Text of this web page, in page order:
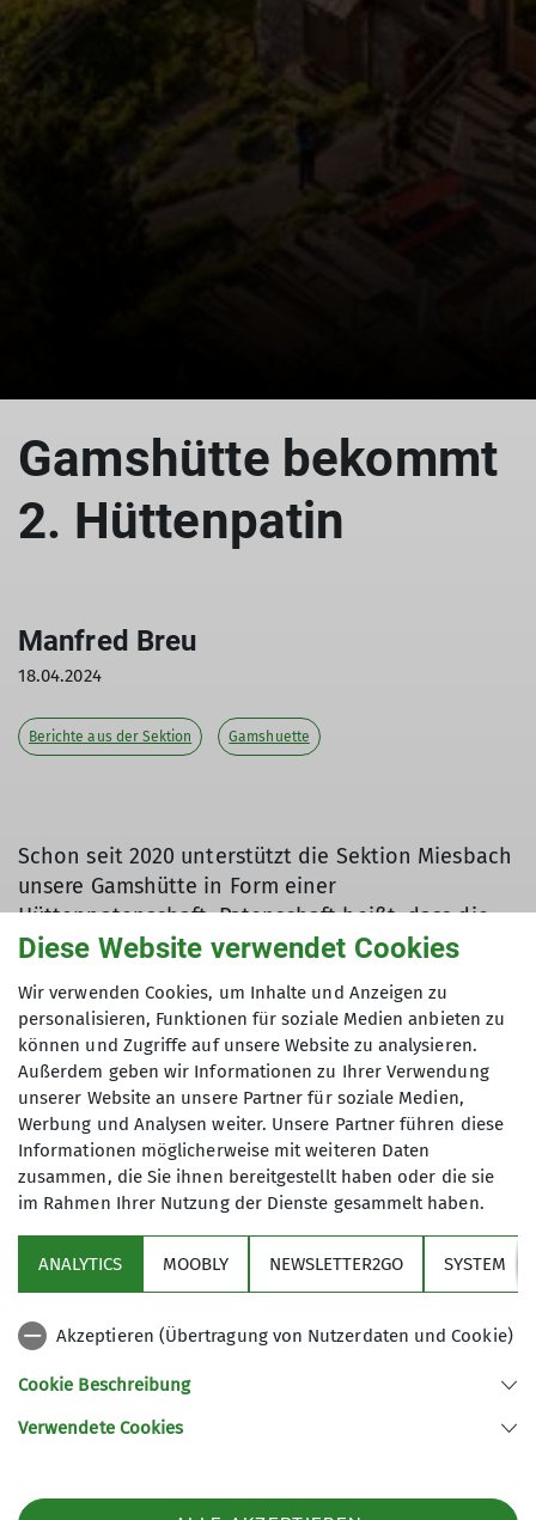
Gamshütte bekommt
2. Hüttenpatin
Manfred Breu
18.04.2024
Berichte aus der Sektion Gamshuette
Schon seit 2020 unterstützt die Sektion Miesbach
unsere Gamshütte in Form einer
Hüttenpatenschaft. Patenschaft heißt, dass die
jährliche Hüttenumlage, die pro Sektionsmitglied
zugängliche Hütte besitzen erhoben wird, nicht in
den DAV-Gesamttopf eingezahlt wird, sondern
direkt der Sektion Otterfing zugeführt wird. Diese
jährlichen Abgaben werden auf einem separatem
Hüttenkonto für künftige Investitionen und
Reparaturarbeiten an der Gamshütte angespart.
Seit diesem Jahr hat nun auch die Sektion
Leitzachtal eine weitere Patenschaft
übernommen. Unser herzlicher Dank gilt unseren
beiden Paten. Es würde uns auch sehr freuen,
besuchen würdet. Ihr seid gern willkommene
Am 07.07.2024 wird zu diesem Anlass auf der
Gamshütte das Hüttenpatenschaftsschild
Die Miesbacher, Leitzachtaler und Otterfinger
Diese Website verwendet Cookies
Wir verwenden Cookies, um Inhalte und Anzeigen zu
personalisieren, Funktionen für soziale Medien anbieten zu
können und Zugriffe auf unsere Website zu analysieren.
Außerdem geben wir Informationen zu Ihrer Verwendung
unserer Website an unsere Partner für soziale Medien,
Werbung und Analysen weiter. Unsere Partner führen diese
Informationen möglicherweise mit weiteren Daten
zusammen, die Sie ihnen bereitgestellt haben oder die sie
im Rahmen Ihrer Nutzung der Dienste gesammelt haben.
ANALYTICS MOOBLY NEWSLETTER2GO SYSTEM
Akzeptieren (Übertragung von Nutzerdaten und Cookie)
Cookie Beschreibung
Verwendete Cookies